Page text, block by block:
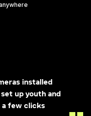
installed
up youth and
a few clicks